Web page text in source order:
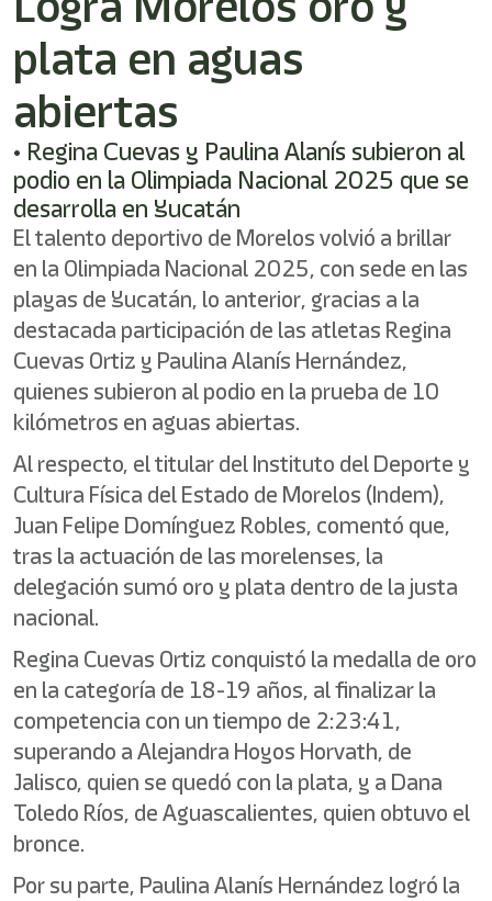
Este
acceso
directo
activa
lector
de
pantalla
para
ayudarle
navegar
interactuar
con
contenido.
plata en aguas
abiertas
• Regina Cuevas y Paulina Alanís subieron al
podio en la Olimpiada Nacional 2025 que se
desarrolla en Yucatán
El talento deportivo de Morelos volvió a brillar
en la Olimpiada Nacional 2025, con sede en las
playas de Yucatán, lo anterior, gracias a la
destacada participación de las atletas Regina
Cuevas Ortiz y Paulina Alanís Hernández,
quienes subieron al podio en la prueba de 10
kilómetros en aguas abiertas.
Al respecto, el titular del Instituto del Deporte y
Cultura Física del Estado de Morelos (Indem),
Juan Felipe Domínguez Robles, comentó que,
tras la actuación de las morelenses, la
delegación sumó oro y plata dentro de la justa
nacional.
Regina Cuevas Ortiz conquistó la medalla de oro
en la categoría de 18-19 años, al finalizar la
competencia con un tiempo de 2:23:41,
superando a Alejandra Hoyos Horvath, de
Jalisco, quien se quedó con la plata, y a Dana
Toledo Ríos, de Aguascalientes, quien obtuvo el
bronce.
Por su parte, Paulina Alanís Hernández logró la